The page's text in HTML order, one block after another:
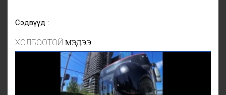
Сэдвүүд :
ХОЛБООТОЙ МЭДЭЭ